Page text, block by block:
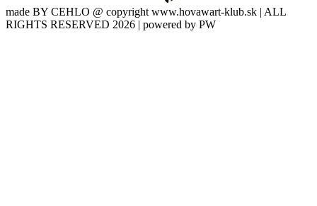
made BY CEHLO @ copyright www.hovawart-klub.sk | ALL
RIGHTS RESERVED 2026 | powered by PW